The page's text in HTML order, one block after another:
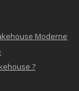
Moderne
?